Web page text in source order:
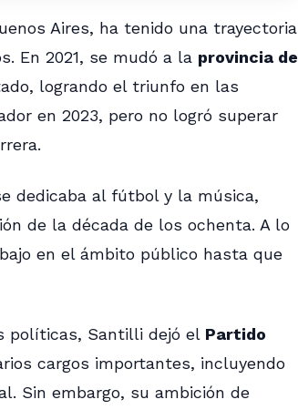
Aires, ha tenido una trayectoria
En 2021, se mudó a la provincia de
logrando el triunfo en las
en 2023, pero no logró superar
dedicaba al fútbol y la música,
de la década de los ochenta. A lo
en el ámbito público hasta que
políticas, Santilli dejó el Partido
cargos importantes, incluyendo
Sin embargo, su ambición de